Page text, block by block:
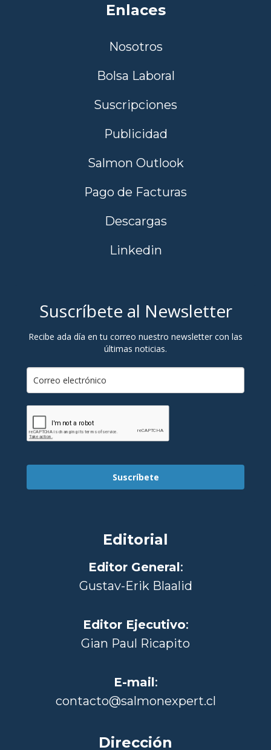
Enlaces
Nosotros
Bolsa Laboral
Suscripciones
Publicidad
Salmon Outlook
Pago de Facturas
Descargas
Linkedin
Suscríbete al Newsletter
Recibe ada día en tu correo nuestro newsletter con las
últimas noticias.
Suscríbete
Editorial
Editor General:
Gustav-Erik Blaalid
Editor Ejecutivo:
Gian Paul Ricapito
E-mail:
contacto@salmonexpert.cl
Dirección